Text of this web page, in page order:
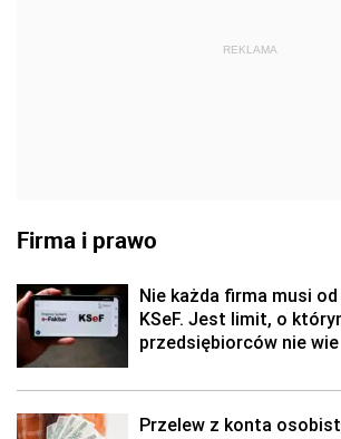
REKLAMA
Firma i prawo
Nie każda firma musi
KSeF. Jest limit, o
przedsiębiorców nie wie
Przelew z konta